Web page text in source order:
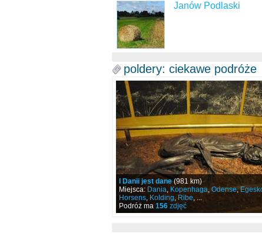
Janów Podlaski
poldery: ciekawe podróże
I Danii jest dane(981 km)
Miejsca: Dania, Kopenhaga, Odense,
Horsens, Kolding, Ribe, ...
Podróż ma 156zdjęć